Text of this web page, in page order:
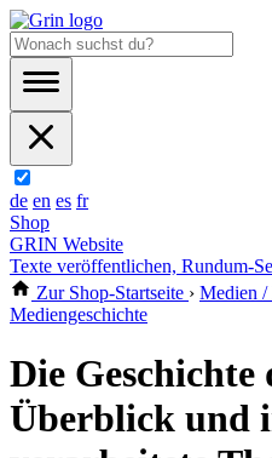
de en es fr
Shop
GRIN Website
Texte veröffentlichen, Rundum-
Zur Shop-Startseite › Medien
Mediengeschichte
Die Geschichte
Überblick und